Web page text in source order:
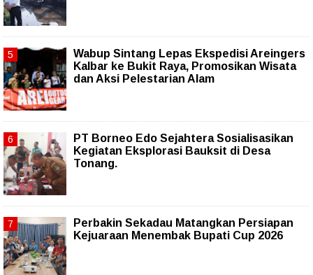
Wabup Sintang Lepas Ekspedisi Areingers
Kalbar ke Bukit Raya, Promosikan Wisata
dan Aksi Pelestarian Alam
PT Borneo Edo Sejahtera Sosialisasikan
Kegiatan Eksplorasi Bauksit di Desa
Tonang.
Perbakin Sekadau Matangkan Persiapan
Kejuaraan Menembak Bupati Cup 2026